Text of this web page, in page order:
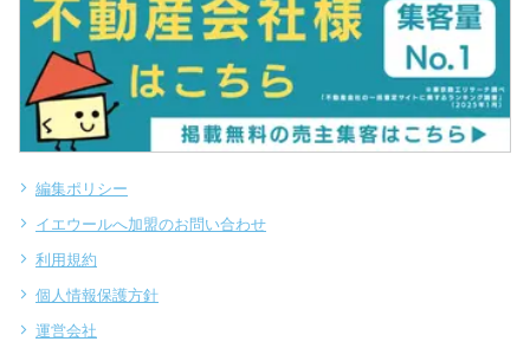
編集ポリシー
イエウールへ加盟のお問い合わせ
利用規約
個人情報保護方針
運営会社